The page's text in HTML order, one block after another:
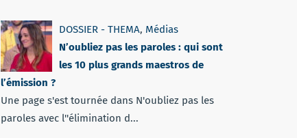
DOSSIER - THEMA, Médias
N’oubliez pas les paroles : qui sont
les 10 plus grands maestros de
l’émission ?
Une page s'est tournée dans N'oubliez pas les
paroles avec l''élimination d...